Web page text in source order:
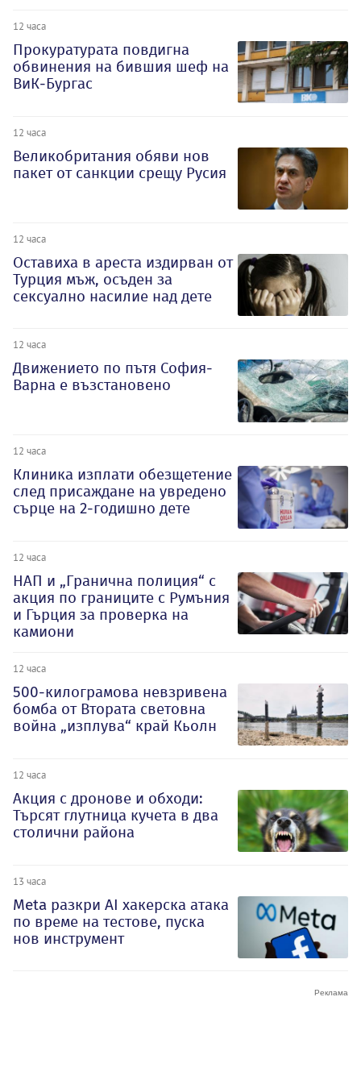
12 часа
Прокуратурата повдигна
обвинения на бившия шеф на
ВиК-Бургас
12 часа
Великобритания обяви нов
пакет от санкции срещу Русия
12 часа
Оставиха в ареста издирван от
Турция мъж, осъден за
сексуално насилие над дете
12 часа
Движението по пътя София-
Варна е възстановено
12 часа
Клиника изплати обезщетение
след присаждане на увредено
сърце на 2-годишно дете
12 часа
НАП и „Гранична полиция“ с
акция по границите с Румъния
и Гърция за проверка на
камиони
12 часа
500-килограмова невзривена
бомба от Втората световна
война „изплува“ край Кьолн
12 часа
Акция с дронове и обходи:
Търсят глутница кучета в два
столични района
13 часа
Meta разкри AI хакерска атака
по време на тестове, пуска
нов инструмент